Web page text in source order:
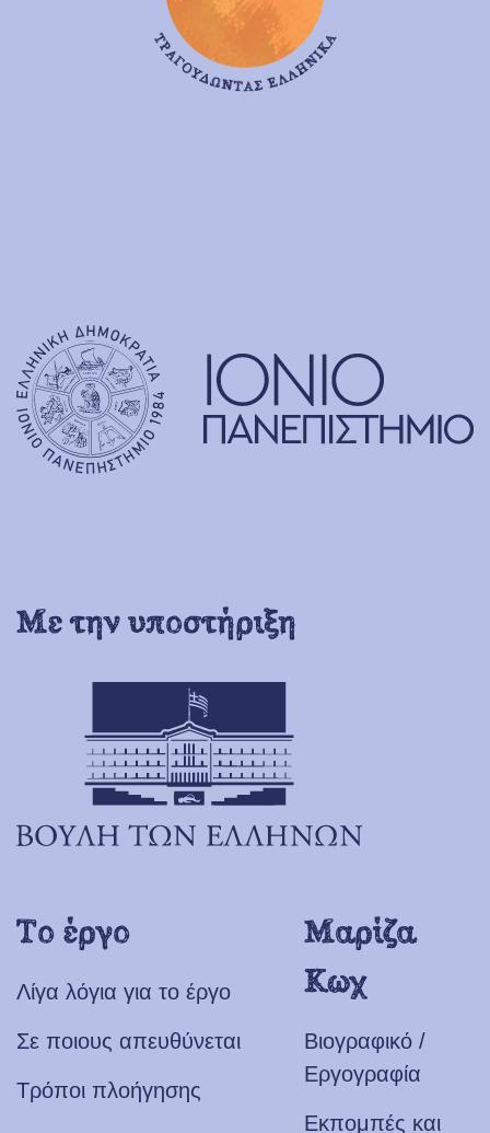
Με την υποστήριξη
Το έργο
Λίγα λόγια για το έργο
Σε ποιους απευθύνεται
Τρόποι πλοήγησης
Μαρίζα
Κωχ
Βιογραφικό /
Εργογραφία
Εκπομπές και